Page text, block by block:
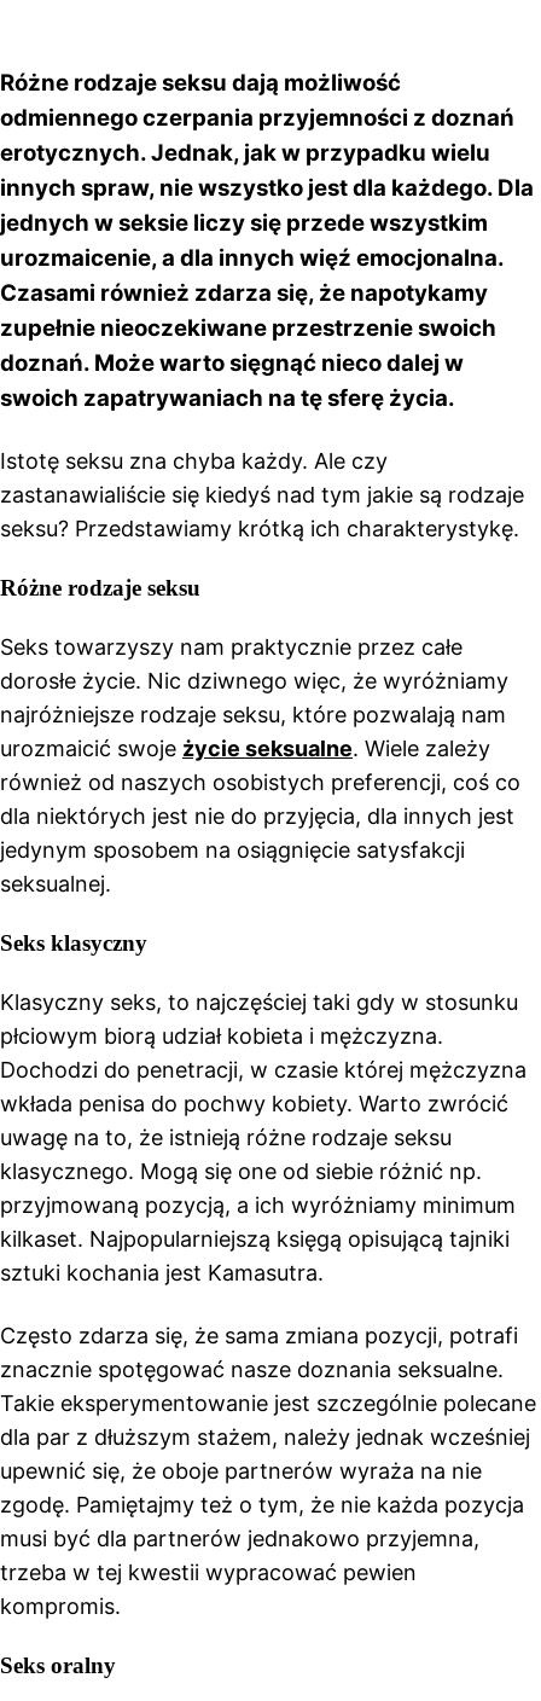
Różne rodzaje seksu dają możliwość
odmiennego czerpania przyjemności z doznań
erotycznych. Jednak, jak w przypadku wielu
innych spraw, nie wszystko jest dla każdego. Dla
jednych w seksie liczy się przede wszystkim
urozmaicenie, a dla innych więź emocjonalna.
Czasami również zdarza się, że napotykamy
zupełnie nieoczekiwane przestrzenie swoich
doznań. Może warto sięgnąć nieco dalej w
swoich zapatrywaniach na tę sferę życia.
Istotę seksu zna chyba każdy. Ale czy
zastanawialiście się kiedyś nad tym jakie są rodzaje
seksu? Przedstawiamy krótką ich charakterystykę.
Różne rodzaje seksu
Seks towarzyszy nam praktycznie przez całe
dorosłe życie. Nic dziwnego więc, że wyróżniamy
najróżniejsze rodzaje seksu, które pozwalają nam
urozmaicić swoje życie seksualne. Wiele zależy
również od naszych osobistych preferencji, coś co
dla niektórych jest nie do przyjęcia, dla innych jest
jedynym sposobem na osiągnięcie satysfakcji
seksualnej.
Seks klasyczny
Klasyczny seks, to najczęściej taki gdy w stosunku
płciowym biorą udział kobieta i mężczyzna.
Dochodzi do penetracji, w czasie której mężczyzna
wkłada penisa do pochwy kobiety. Warto zwrócić
uwagę na to, że istnieją różne rodzaje seksu
klasycznego. Mogą się one od siebie różnić np.
przyjmowaną pozycją, a ich wyróżniamy minimum
kilkaset. Najpopularniejszą księgą opisującą tajniki
sztuki kochania jest Kamasutra.
Często zdarza się, że sama zmiana pozycji, potrafi
znacznie spotęgować nasze doznania seksualne.
Takie eksperymentowanie jest szczególnie polecane
dla par z dłuższym stażem, należy jednak wcześniej
upewnić się, że oboje partnerów wyraża na nie
zgodę. Pamiętajmy też o tym, że nie każda pozycja
musi być dla partnerów jednakowo przyjemna,
trzeba w tej kwestii wypracować pewien
kompromis.
Seks oralny